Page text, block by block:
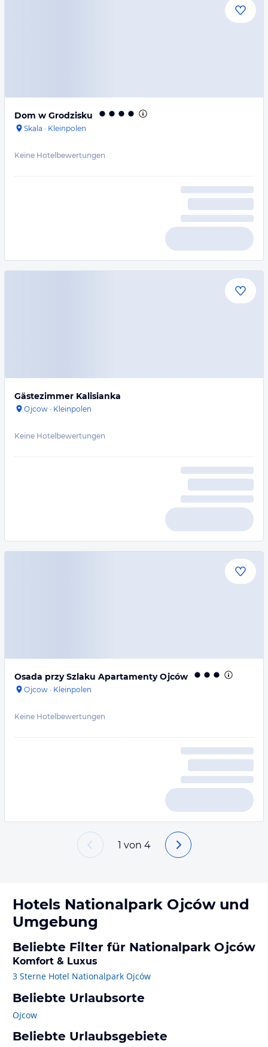
Dom w Grodzisku
Skala · Kleinpolen
Keine Hotelbewertungen
Gästezimmer Kalisianka
Ojcow · Kleinpolen
Keine Hotelbewertungen
Osada przy Szlaku Apartamenty Ojców
Ojcow · Kleinpolen
Keine Hotelbewertungen
1 von 4
Hotels Nationalpark Ojcówund
Umgebung
Beliebte Filter für Nationalpark Ojców
Komfort & Luxus
3 Sterne Hotel Nationalpark Ojców
Beliebte Urlaubsorte
Ojcow
Beliebte Urlaubsgebiete